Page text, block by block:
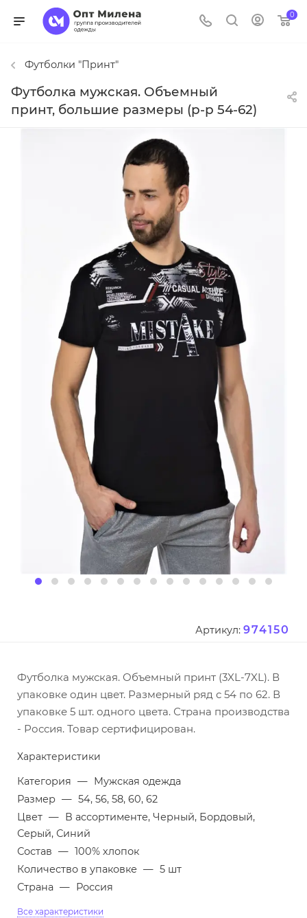
0
Футболки "Принт"
Футболка мужская. Объемный
принт, большие размеры (р-р 54-62)
Артикул: 974150
Футболка мужская. Объемный принт (3XL-7XL). В
упаковке один цвет. Размерный ряд с 54 по 62. В
упаковке 5 шт. одного цвета. Страна производства
- Россия. Товар сертифицирован.
Характеристики
Категория — Мужская одежда
Размер — 54, 56, 58, 60, 62
Цвет — В ассортименте, Черный, Бордовый,
Серый, Синий
Состав — 100% хлопок
Количество в упаковке — 5 шт
Страна — Россия
Все характеристики